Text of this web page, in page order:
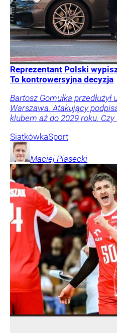
Reprezentant Polski
To kontrowersyjna decyzja
Bartosz Gomułka
Warszawa. Atakujący
klubem aż do 2029 roku. Czy
SiatkówkaSport
Maciej Piasecki